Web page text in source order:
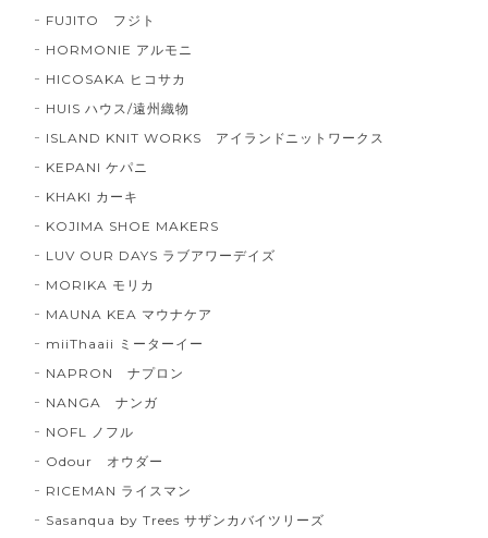
FUJITO フジト
HORMONIE アルモニ
HICOSAKA ヒコサカ
HUIS ハウス/遠州織物
ISLAND KNIT WORKS アイランドニットワークス
KEPANI ケパニ
KHAKI カーキ
KOJIMA SHOE MAKERS
LUV OUR DAYS ラブアワーデイズ
MORIKA モリカ
MAUNA KEA マウナケア
miiThaaii ミーターイー
NAPRON ナプロン
NANGA ナンガ
NOFL ノフル
Odour オウダー
RICEMAN ライスマン
Sasanqua by Trees サザンカバイツリーズ